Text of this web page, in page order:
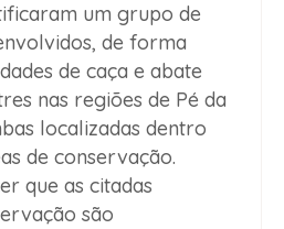
um grupo de
de forma
de caça e abate
nas regiões de Pé da
localizadas dentro
de conservação.
que as citadas
são